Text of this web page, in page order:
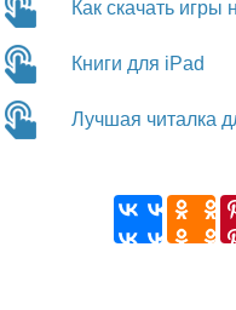
Как скачать игры
Книги для iPad
Лучшая читалка